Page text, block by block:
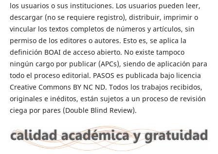
los usuarios o sus instituciones. Los usuarios pueden leer,
descargar (no se requiere registro), distribuir, imprimir o
vincular los textos completos de números y artículos, sin
permiso de los editores o autores. Esto es, se aplica la
definición BOAI de acceso abierto. No existe tampoco
ningún cargo por publicar (APCs), siendo de aplicación para
todo el proceso editorial. PASOS es publicada bajo licencia
Creative Commons BY NC ND. Todos los trabajos recibidos,
originales e inéditos, están sujetos a un proceso de revisión
ciega por pares (Double Blind Review).